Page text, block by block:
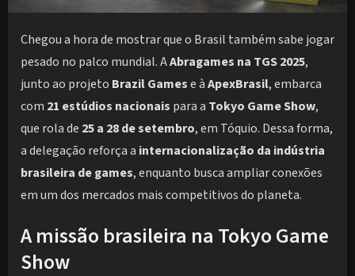
Chegou a hora de mostrar que o Brasil também sabe jogar
pesado no palco mundial. AAbragames na TGS 2025,
junto ao projeto Brazil Gamese àApexBrasil, embarca
com 21 estúdios nacionais para a Tokyo Game Show,
que rola de 25 a 28 de setembro, em Tóquio. Dessa forma,
a delegação reforça a internacionalização da indústria
brasileira de games, enquanto busca ampliar conexões
em um dos mercados mais competitivos do planeta.
A missão brasileira na Tokyo Game
Show